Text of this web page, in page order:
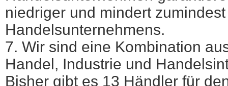
niedriger und mindert
Handelsunternehmens.
7. Wir sind eine Kombination
Handel, Industrie und
Bisher gibt es 13 Händler für